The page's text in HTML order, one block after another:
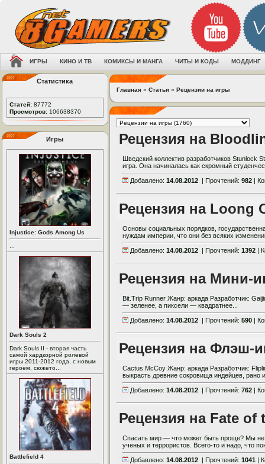
ИГРЫ КИНО И ТВ КОМИКСЫ И МАНГА ЧИТЫ И КОДЫ МОДДИНГ
Статистика
Статей: 87772
Просмотров: 106638370
Игры
Injustice: Gods Among Us
Dark Souls 2
Dark Souls II - вторая часть
самой хардкорной ролевой
игры 2011-2012 года, с новым
героем, сюжето...
Battlefield 4
Главная » Статьи » Рецензии на игры
Рецензия на
Шведский коллектив разработчиков Stunlock
игра. Она начиналась как скромный
Добавлено: 14.08.2012 | Прочтений: 982 |
Рецензия на Loong
Основы социальных порядков,
нуждам империи, что они без всяких
Добавлено: 14.08.2012 | Прочтений: 1392 |
Рецензия на Мини-
Bit.Trip Runner Жанр: аркада Разработчик:
— зеленее, а пиксели — квадратнее...
Добавлено: 14.08.2012 | Прочтений: 590 |
Рецензия на Флэш-
Cactus McCoy Жанр: аркада Разработчик:
выкрасть древние сокровища индейцев, рано
Добавлено: 14.08.2012 | Прочтений: 762 |
Рецензия на Fate of
Спасать мир — что может быть проще? Мы не
ученых и террористов. Всего-то и надо, что
Добавлено: 14.08.2012 | Прочтений: 1041 |